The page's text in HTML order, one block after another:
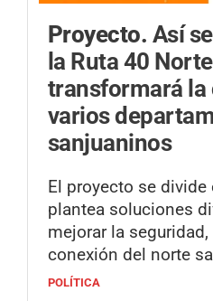
Proyecto. Así
la Ruta 40
transformará la
varios
sanjuaninos
El proyecto se
plantea soluciones
mejorar la
conexión del norte
POLÍTICA